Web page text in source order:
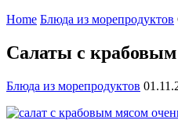
Home Блюда из морепродуктов
Салаты с
Блюда из морепродуктов